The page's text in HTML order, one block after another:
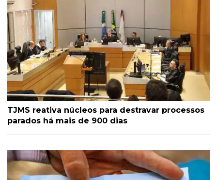
TJMS reativa núcleos para destravar processos
parados há mais de 900 dias